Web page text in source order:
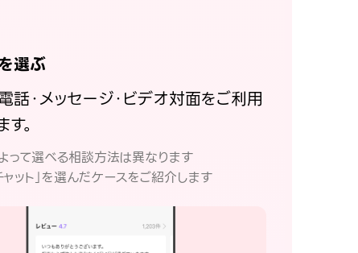
選ぶ
話・メッセージ・ビデオ対面をご利用
。
て選べる相談方法は異なります
ット」を選んだケースをご紹介します